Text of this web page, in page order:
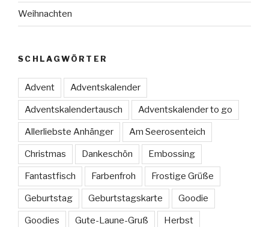
Weihnachten
SCHLAGWÖRTER
Advent Adventskalender
Adventskalendertausch Adventskalender to go
Allerliebste Anhänger Am Seerosenteich
Christmas Dankeschön Embossing
Fantastfisch Farbenfroh Frostige Grüße
Geburtstag Geburtstagskarte Goodie
Goodies Gute-Laune-Gruß Herbst